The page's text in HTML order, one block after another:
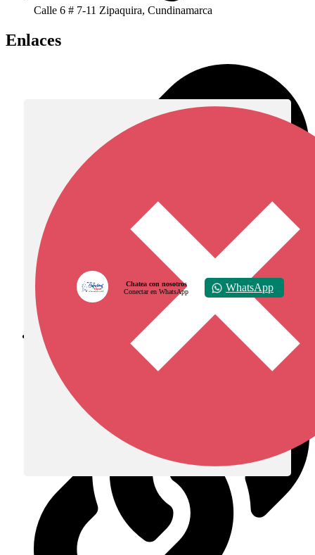
Calle 6 # 7-11 Zipaquira, Cundinamarca
Enlaces
Diócesis de Zipaquirá
Chatea con nosotros
Conectar en WhatsApp
WhatsApp